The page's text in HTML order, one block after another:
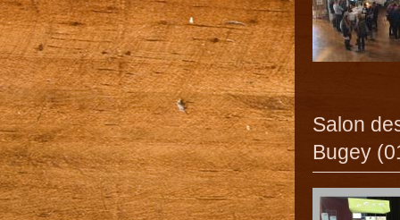
Salon
Bugey